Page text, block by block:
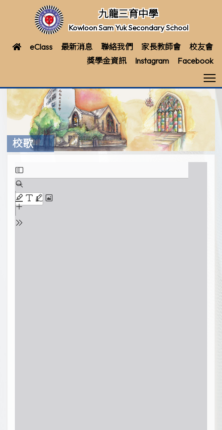
九龍三育中學
Kowloon Sam Yuk Secondary School
eClass 最新消息 聯絡我們 家長教師會
校友會
獎學金資訊
Instagram Facebook
校歌